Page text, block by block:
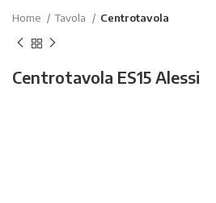
Home Tavola Centrotavola
Centrotavola ES15 Alessi